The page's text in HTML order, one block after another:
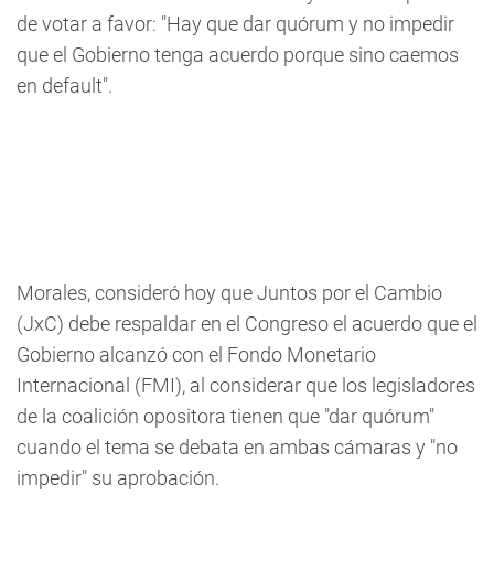
de votar a favor: "Hay que dar quórum y no impedir
que el Gobierno tenga acuerdo porque sino caemos
en default".
Morales, consideró hoy que Juntos por el Cambio
(JxC) debe respaldar en el Congreso el acuerdo que el
Gobierno alcanzó con el Fondo Monetario
Internacional (FMI), al considerar que los legisladores
de la coalición opositora tienen que "dar quórum"
cuando el tema se debata en ambas cámaras y "no
impedir" su aprobación.